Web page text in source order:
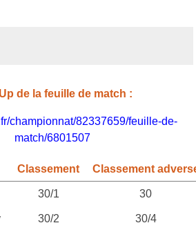
de la feuille de match :
championnat/82337659/feuille-de-
match/6801507
Classement Classement
30/1 30
30/2 30/4